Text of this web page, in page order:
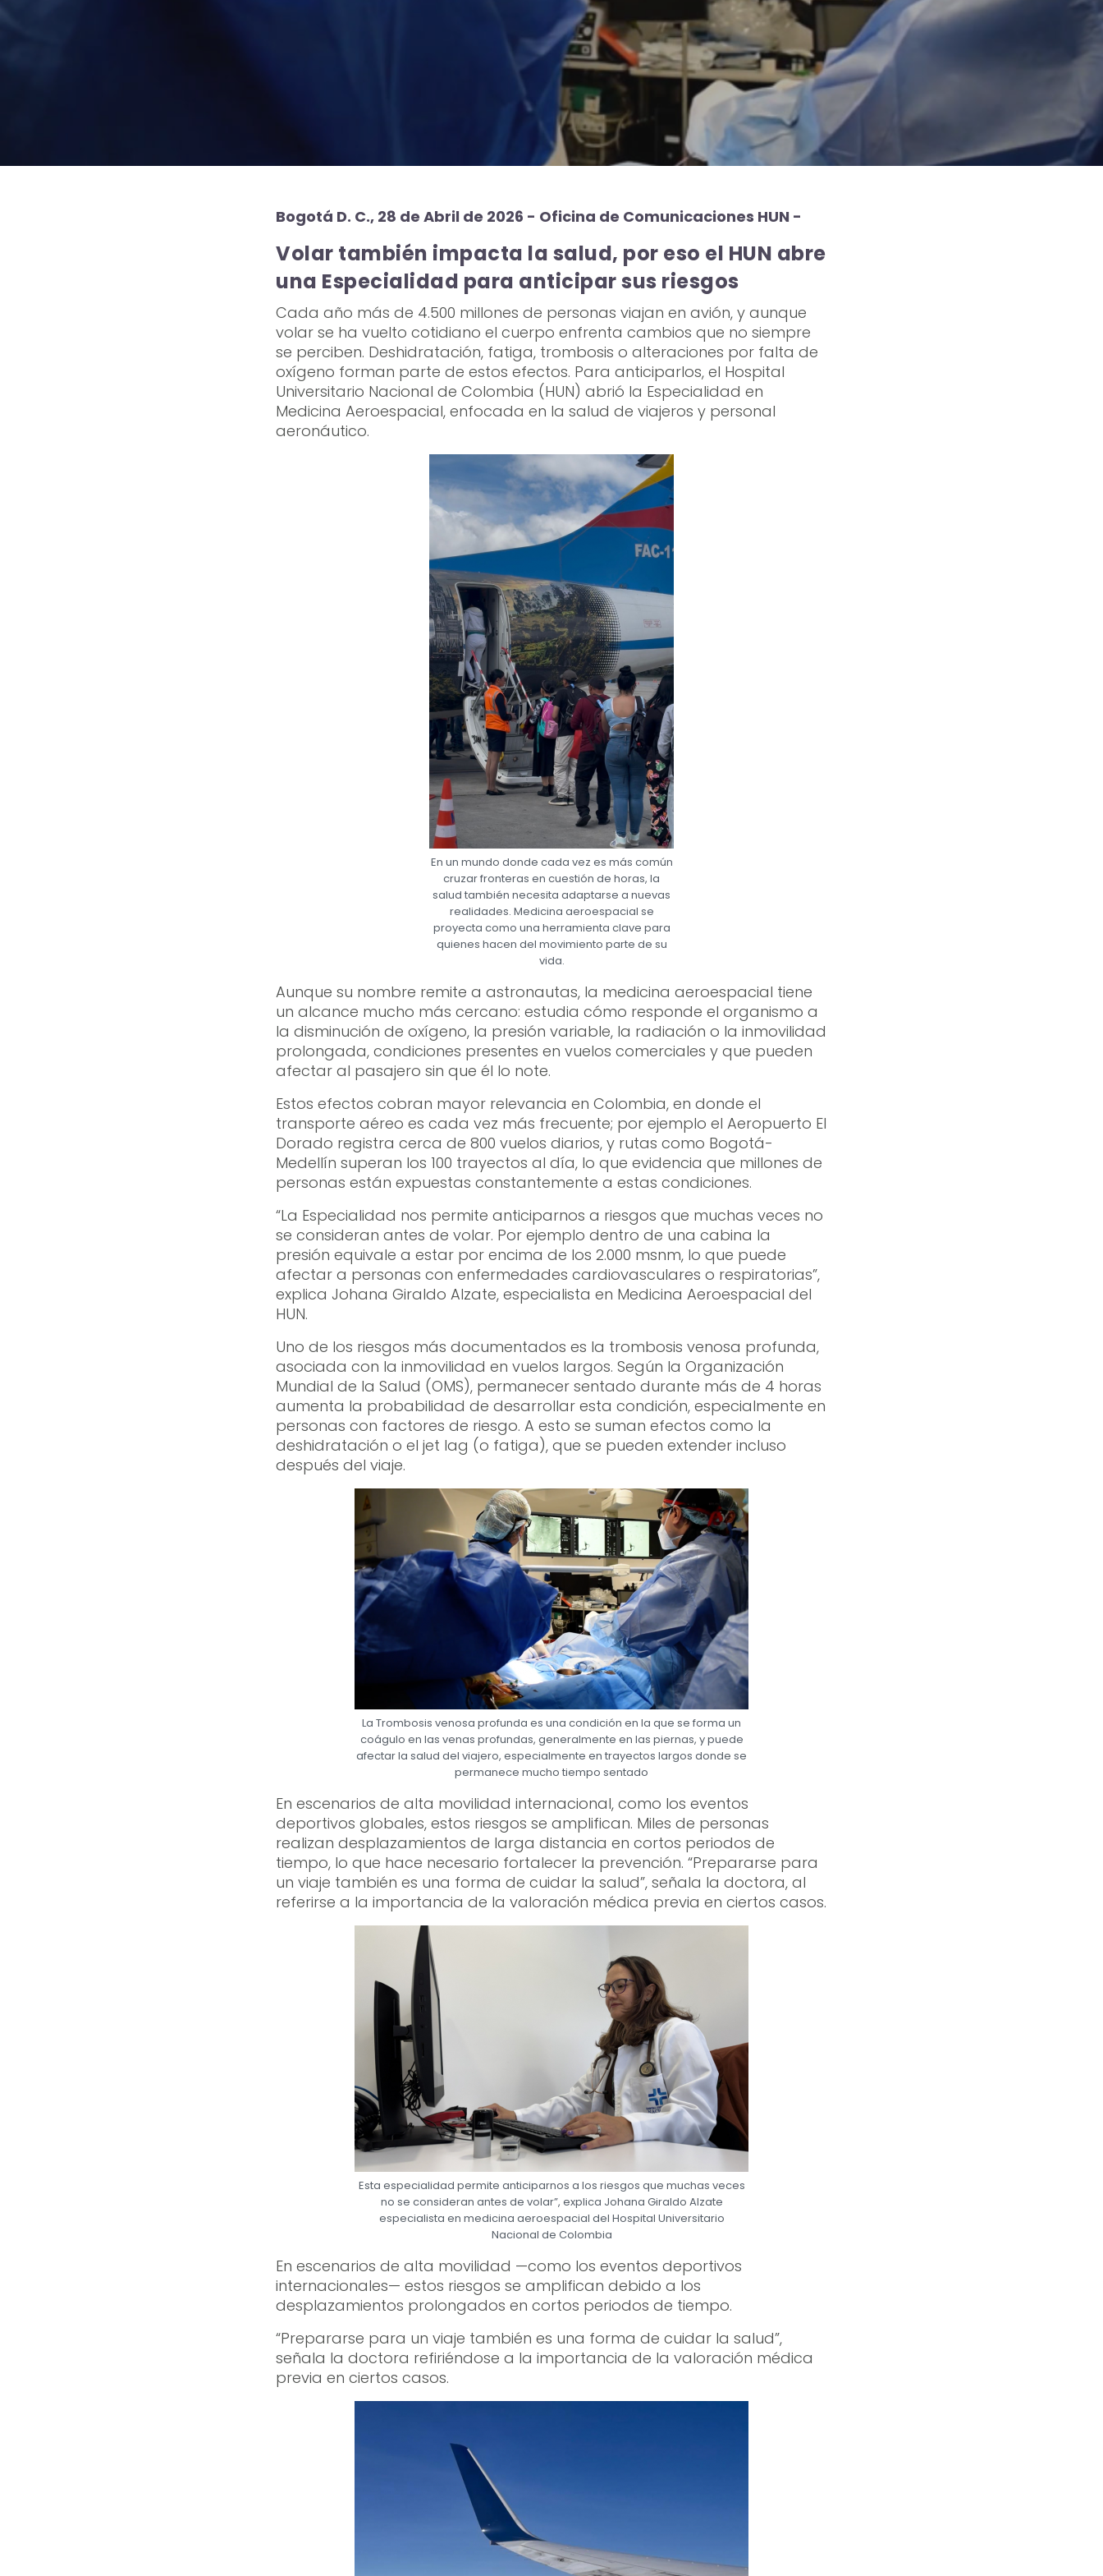
Bogotá D. C., 28 de Abril de 2026 - Oficina de Comunicaciones HUN -
Volar también impacta la salud, por eso el HUN abre
una Especialidad para anticipar sus riesgos
Cada año más de 4.500 millones de personas viajan en avión, y aunque
volar se ha vuelto cotidiano el cuerpo enfrenta cambios que no siempre
se perciben. Deshidratación, fatiga, trombosis o alteraciones por falta de
oxígeno forman parte de estos efectos. Para anticiparlos, el Hospital
Universitario Nacional de Colombia (HUN) abrió la Especialidad en
Medicina Aeroespacial, enfocada en la salud de viajeros y personal
aeronáutico.
En un mundo donde cada vez es más común
cruzar fronteras en cuestión de horas, la
salud también necesita adaptarse a nuevas
realidades. Medicina aeroespacial se
proyecta como una herramienta clave para
quienes hacen del movimiento parte de su
vida.
Aunque su nombre remite a astronautas, la medicina aeroespacial tiene
un alcance mucho más cercano: estudia cómo responde el organismo a
la disminución de oxígeno, la presión variable, la radiación o la inmovilidad
prolongada, condiciones presentes en vuelos comerciales y que pueden
afectar al pasajero sin que él lo note.
Estos efectos cobran mayor relevancia en Colombia, en donde el
transporte aéreo es cada vez más frecuente; por ejemplo el Aeropuerto El
Dorado registra cerca de 800 vuelos diarios, y rutas como Bogotá-
Medellín superan los 100 trayectos al día, lo que evidencia que millones de
personas están expuestas constantemente a estas condiciones.
“La Especialidad nos permite anticiparnos a riesgos que muchas veces no
se consideran antes de volar. Por ejemplo dentro de una cabina la
presión equivale a estar por encima de los 2.000 msnm, lo que puede
afectar a personas con enfermedades cardiovasculares o respiratorias”,
explica Johana Giraldo Alzate, especialista en Medicina Aeroespacial del
HUN.
Uno de los riesgos más documentados es la trombosis venosa profunda,
asociada con la inmovilidad en vuelos largos. Según la Organización
Mundial de la Salud (OMS), permanecer sentado durante más de 4 horas
aumenta la probabilidad de desarrollar esta condición, especialmente en
personas con factores de riesgo. A esto se suman efectos como la
deshidratación o el jet lag (o fatiga), que se pueden extender incluso
después del viaje.
La Trombosis venosa profunda es una condición en la que se forma un
coágulo en las venas profundas, generalmente en las piernas, y puede
afectar la salud del viajero, especialmente en trayectos largos donde se
permanece mucho tiempo sentado
En escenarios de alta movilidad internacional, como los eventos
deportivos globales, estos riesgos se amplifican. Miles de personas
realizan desplazamientos de larga distancia en cortos periodos de
tiempo, lo que hace necesario fortalecer la prevención. “Prepararse para
un viaje también es una forma de cuidar la salud”, señala la doctora, al
referirse a la importancia de la valoración médica previa en ciertos casos.
Esta especialidad permite anticiparnos a los riesgos que muchas veces
no se consideran antes de volar”, explica Johana Giraldo Alzate
especialista en medicina aeroespacial del Hospital Universitario
Nacional de Colombia
En escenarios de alta movilidad —como los eventos deportivos
internacionales— estos riesgos se amplifican debido a los
desplazamientos prolongados en cortos periodos de tiempo.
“Prepararse para un viaje también es una forma de cuidar la salud”,
señala la doctora refiriéndose a la importancia de la valoración médica
previa en ciertos casos.